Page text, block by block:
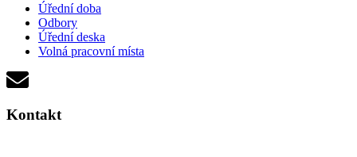
Úřední doba
Odbory
Úřední deska
Volná pracovní místa
Kontakt